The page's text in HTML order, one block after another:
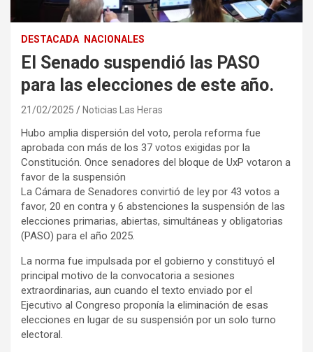
DESTACADA NACIONALES
El Senado suspendió las PASO
para las elecciones de este año.
21/02/2025 Noticias Las Heras
Hubo amplia dispersión del voto, perola reforma fue
aprobada con más de los 37 votos exigidas por la
Constitución. Once senadores del bloque de UxP votaron a
favor de la suspensión
La Cámara de Senadores convirtió de ley por 43 votos a
favor, 20 en contra y 6 abstenciones la suspensión de las
elecciones primarias, abiertas, simultáneas y obligatorias
(PASO) para el año 2025.
La norma fue impulsada por el gobierno y constituyó el
principal motivo de la convocatoria a sesiones
extraordinarias, aun cuando el texto enviado por el
Ejecutivo al Congreso proponía la eliminación de esas
elecciones en lugar de su suspensión por un solo turno
electoral.